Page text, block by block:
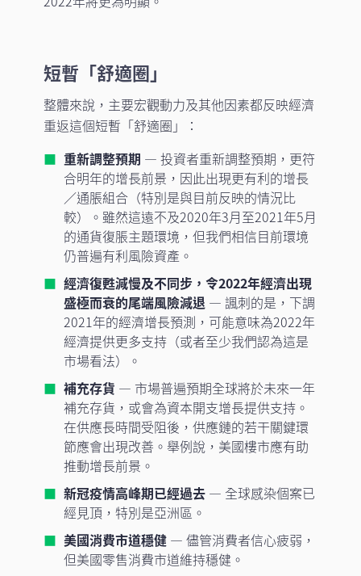
短暫「舒適圈」
整體來說，主要宏觀動力及其他因素都反映經濟
重返這個短暫「舒適圈」：
重新調整預期 — 投資者重新調整預期，更符
合明年的增長前景，因此出現更有利的增長
／通脹組合（特別是與目前反映的情況比
較）。雖然這遠不及2020年3月至2021年5月
的通貨復脹主題環境，但我們相信目前環境
仍普遍有利風險資產。
經濟復甦減慢及不同步，令2022年經濟出現
盛極而衰的尾端風險減退— 諷刺的是，下調
2021年的經濟增長預測，可能意味為2022年
經濟提供更多支持（或者至少我們認為這是
市場看法）。
補充存貨 — 市場普遍預期全球將於未來一年
補充存貨，或會為資本開支增長提供支持。
在供應長時間受阻後，供應鏈的若干關鍵環
節應會出現改善。舉例說，美國樓市應有助
推動增長前景。
新冠疫情高峰期已經過去— 全球感染個案已
經見頂，特別是亞洲區。
美國消費市道穩健— 儘管消費者信心疲弱，
但美國零售消費市道維持穩健。